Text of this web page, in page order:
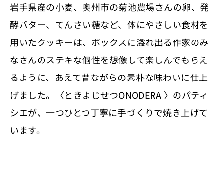
岩手県産の小麦、奥州市の菊池農場さんの卵、発
酵バター、てんさい糖など、体にやさしい食材を
用いたクッキーは、ボックスに溢れ出る作家のみ
なさんのステキな個性を想像して楽しんでもらえ
るように、あえて昔ながらの素朴な味わいに仕上
げました。〈ときよじせつONODERA 〉のパティ
シエが、一つひとつ丁寧に手づくりで焼き上げて
います。